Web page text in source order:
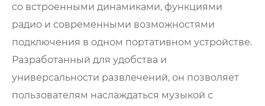
со встроенными динамиками, функциями
радио и современными возможностями
подключения в одном портативном устройстве.
Разработанный для удобства и
универсальности развлечений, он позволяет
пользователям наслаждаться музыкой с